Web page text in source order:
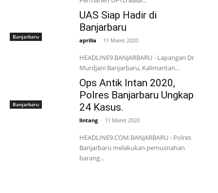
Banjarbaru
UAS Siap Hadir di
Banjarbaru
aprilia - 11 Maret 2020
HEADLINE9.BANJARBARU - Lapangan Dr
Murdjani Banjarbaru, Kalimantan...
Banjarbaru
Ops Antik Intan 2020,
Polres Banjarbaru Ungkap
24 Kasus.
lintang - 11 Maret 2020
HEADLINE9.COM.BANJARBARU - Polres
Banjarbaru melakukan pemusnahan
barang...